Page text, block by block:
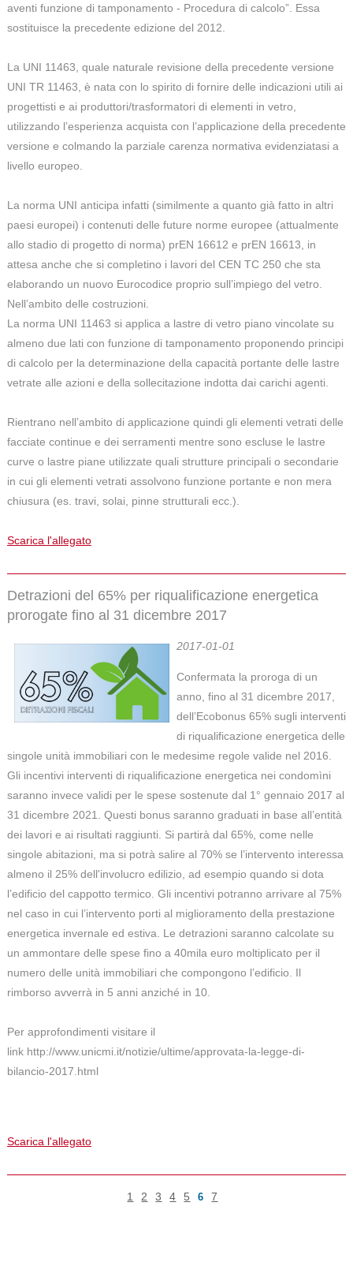
aventi funzione di tamponamento - Procedura di calcolo”. Essa
sostituisce la precedente edizione del 2012.
La UNI 11463, quale naturale revisione della precedente versione
UNI TR 11463, è nata con lo spirito di fornire delle indicazioni utili ai
progettisti e ai produttori/trasformatori di elementi in vetro,
utilizzando l’esperienza acquista con l’applicazione della precedente
versione e colmando la parziale carenza normativa evidenziatasi a
livello europeo.
La norma UNI anticipa infatti (similmente a quanto già fatto in altri
paesi europei) i contenuti delle future norme europee (attualmente
allo stadio di progetto di norma) prEN 16612 e prEN 16613, in
attesa anche che si completino i lavori del CEN TC 250 che sta
elaborando un nuovo Eurocodice proprio sull’impiego del vetro.
Nell’ambito delle costruzioni.
La norma UNI 11463 si applica a lastre di vetro piano vincolate su
almeno due lati con funzione di tamponamento proponendo principi
di calcolo per la determinazione della capacità portante delle lastre
vetrate alle azioni e della sollecitazione indotta dai carichi agenti.
Rientrano nell’ambito di applicazione quindi gli elementi vetrati delle
facciate continue e dei serramenti mentre sono escluse le lastre
curve o lastre piane utilizzate quali strutture principali o secondarie
in cui gli elementi vetrati assolvono funzione portante e non mera
chiusura (es. travi, solai, pinne strutturali ecc.).
Scarica l'allegato
Detrazioni del 65% per riqualificazione energetica
prorogate fino al 31 dicembre 2017
2017-01-01
Confermata la proroga di un
anno, fino al 31 dicembre 2017,
dell’Ecobonus 65% sugli interventi
di riqualificazione energetica delle
singole unità immobiliari con le medesime regole valide nel 2016.
Gli incentivi interventi di riqualificazione energetica nei condomìni
saranno invece validi per le spese sostenute dal 1° gennaio 2017 al
31 dicembre 2021. Questi bonus saranno graduati in base all’entità
dei lavori e ai risultati raggiunti. Si partirà dal 65%, come nelle
singole abitazioni, ma si potrà salire al 70% se l’intervento interessa
almeno il 25% dell'involucro edilizio, ad esempio quando si dota
l’edificio del cappotto termico. Gli incentivi potranno arrivare al 75%
nel caso in cui l’intervento porti al miglioramento della prestazione
energetica invernale ed estiva. Le detrazioni saranno calcolate su
un ammontare delle spese fino a 40mila euro moltiplicato per il
numero delle unità immobiliari che compongono l’edificio. Il
rimborso avverrà in 5 anni anziché in 10.
Per approfondimenti visitare il
link http://www.unicmi.it/notizie/ultime/approvata-la-legge-di-
bilancio-2017.html
Scarica l'allegato
1 2 3 4 5 6 7